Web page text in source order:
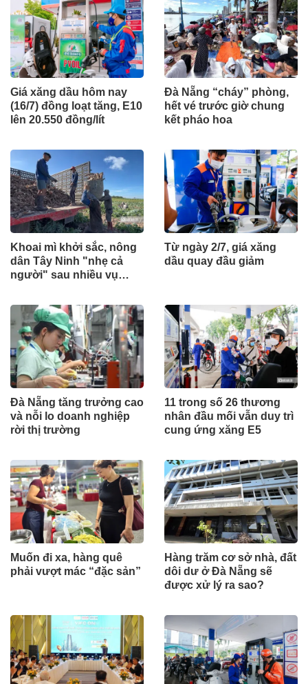
Giá xăng dầu hôm nay
(16/7) đồng loạt tăng, E10
lên 20.550 đồng/lít
Đà Nẵng “cháy” phòng,
hết vé trước giờ chung
kết pháo hoa
Khoai mì khởi sắc, nông
dân Tây Ninh "nhẹ cả
người" sau nhiều vụ
Từ ngày 2/7, giá xăng
dầu quay đầu giảm
Đà Nẵng tăng trưởng cao
và nỗi lo doanh nghiệp
rời thị trường
11 trong số 26 thương
nhân đầu mối vẫn duy trì
cung ứng xăng E5
Muốn đi xa, hàng quê
phải vượt mác “đặc sản”
Hàng trăm cơ sở nhà, đất
dôi dư ở Đà Nẵng sẽ
được xử lý ra sao?